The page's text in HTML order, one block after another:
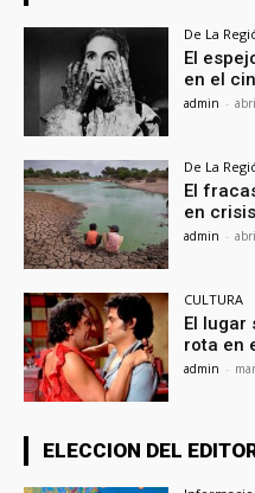
De La
El
en el
admin -
De La
El
en crisis
admin -
CULTURA
El lugar
rota en
admin -
ELECCION DEL